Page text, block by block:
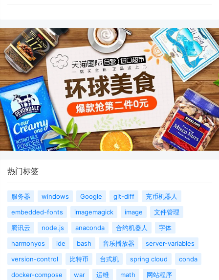
热门标签
服务器 windows Google git-diff
充币机器人
embedded-fonts
imagemagick image
文件管理
腾讯云
node.js anaconda 合约机器人
字体
harmonyos
ide bash 音乐播放器
server-variables
version-control
比特币 台式机 spring cloud
conda
docker-compose
war 运维 math
网站程序